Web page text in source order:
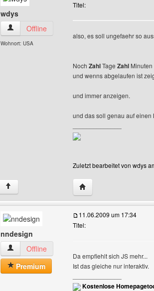
wdys
wdys Benutzer-Profile anzeigen
Offline
Wohnort: USA
Titel:
also, es soll ungefaehr so
Noch ZahlTage Zahl
und wenns abgelaufen ist
und immer anzeigen.
und das soll genau auf einen
Zuletzt bearbeitet von wdys
↑ Website dieses
nndesign
nndesign Benutzer-Profile anzeigen
Offline
Premium
11.06.2009 um 17:34
Titel:
Da empfiehlt sich JS mehr...
Ist das gleiche nur interaktiv.
Kostenlose